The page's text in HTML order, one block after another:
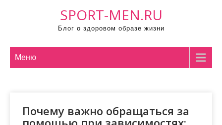
SPORT-MEN.RU
Блог о здоровом образе жизни
Меню
Почему важно обращаться за